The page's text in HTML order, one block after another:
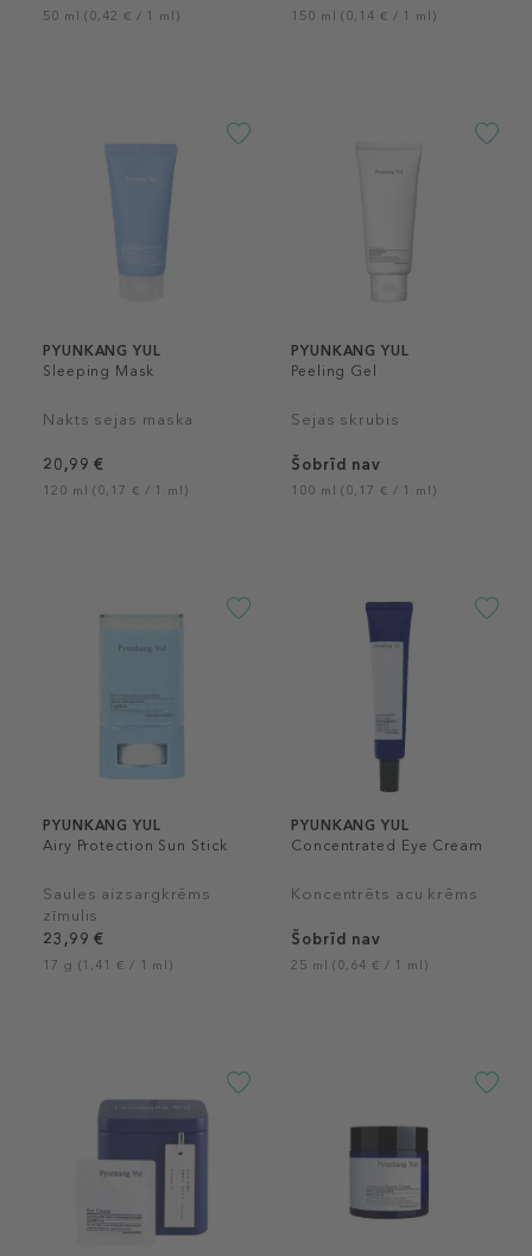
50 ml (0,42 € / 1 ml) 150 ml (0,14 € / 1 ml)
PYUNKANG YUL
Sleeping Mask
Nakts sejas maska
20,99 €
120 ml (0,17 € / 1 ml)
PYUNKANG YUL
Peeling Gel
Sejas skrubis
Šobrīd nav
100 ml (0,17 € / 1 ml)
PYUNKANG YUL
Airy Protection Sun Stick
Saules aizsargkrēms
zīmulis
23,99 €
17 g (1,41 € / 1 ml)
PYUNKANG YUL
Concentrated Eye Cream
Koncentrēts acu krēms
Šobrīd nav
25 ml (0,64 € / 1 ml)